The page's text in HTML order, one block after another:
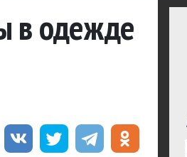
в одежде